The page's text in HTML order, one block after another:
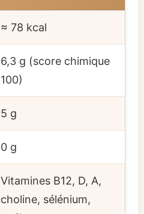
≈ 78 kcal
6,3 g (score chimique
100)
5 g
0 g
Vitamines B12, D, A,
choline, sélénium,